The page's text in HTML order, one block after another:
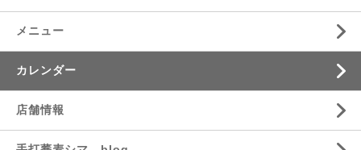
メニュー
カレンダー
店舗情報